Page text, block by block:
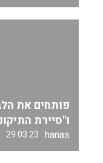
פותחים את
ו"סיירת
hanas
29.03.23